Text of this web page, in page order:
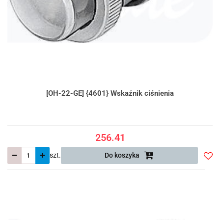
[OH-22-GE] {4601} Wskaźnik ciśnienia
256.41
szt. Do koszyka